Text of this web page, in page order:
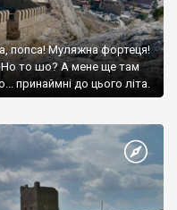
попса! Муляжна фортеця!
Но то шо? А мене ще там
принаймні до цього літа.